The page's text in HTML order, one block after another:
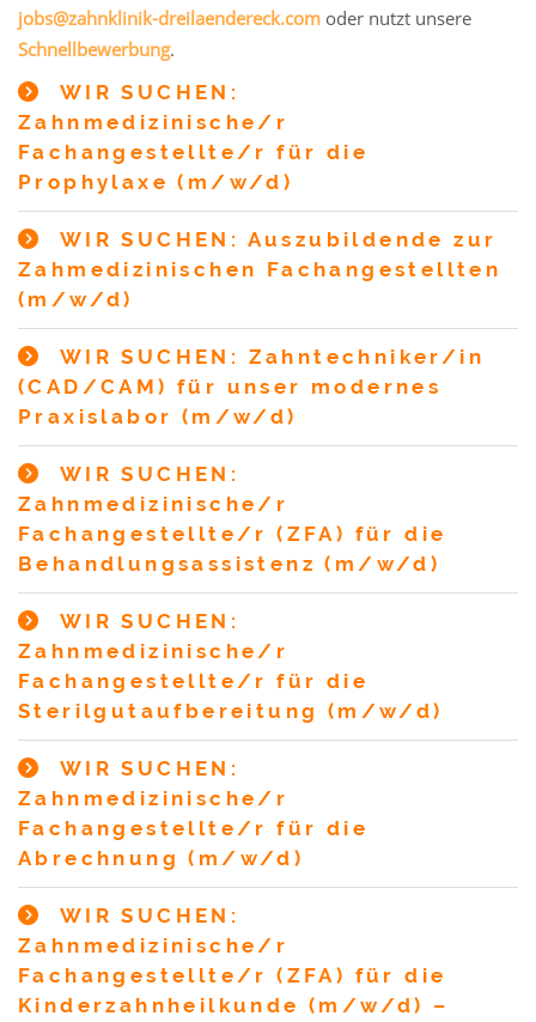
jobs@zahnklinik-dreilaendereck.com oder nutzt unsere
Schnellbewerbung.
WIR SUCHEN:
Zahnmedizinische/r
Fachangestellte/r für die
Prophylaxe (m/w/d)
WIR SUCHEN: Auszubildende zur
Zahmedizinischen Fachangestellten
(m/w/d)
WIR SUCHEN: Zahntechniker/in
(CAD/CAM) für unser modernes
Praxislabor (m/w/d)
WIR SUCHEN:
Zahnmedizinische/r
Fachangestellte/r (ZFA) für die
Behandlungsassistenz (m/w/d)
WIR SUCHEN:
Zahnmedizinische/r
Fachangestellte/r für die
Sterilgutaufbereitung (m/w/d)
WIR SUCHEN:
Zahnmedizinische/r
Fachangestellte/r für die
Abrechnung (m/w/d)
WIR SUCHEN:
Zahnmedizinische/r
Fachangestellte/r (ZFA) für die
Kinderzahnheilkunde (m/w/d) –